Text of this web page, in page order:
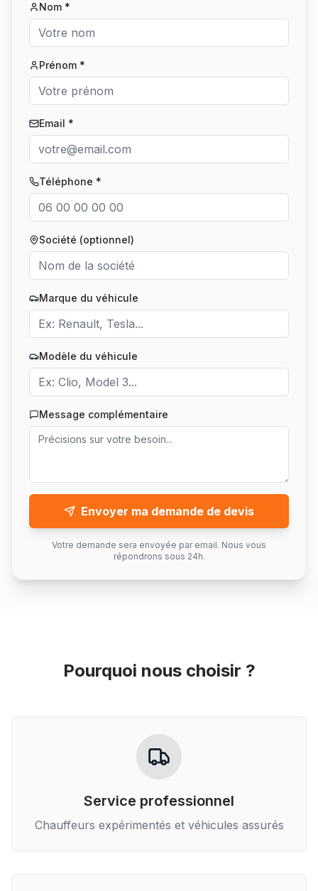
Nom *
Prénom *
Email *
Téléphone *
Société (optionnel)
Marque du véhicule
Modèle du véhicule
Message complémentaire
Envoyer ma demande de devis
Votre demande sera envoyée par email. Nous vous
répondrons sous 24h.
Pourquoi nous choisir ?
Service professionnel
Chauffeurs expérimentés et véhicules assurés